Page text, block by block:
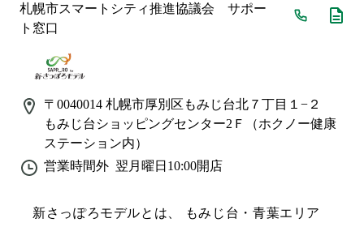
札幌市スマートシティ推進協議会 サポー
ト窓口
〒0040014 札幌市厚別区もみじ台北７丁目１−２
もみじ台ショッピングセンター2Ｆ（ホクノー健康
ステーション内）
営業時間外 翌月曜日10:00開店
新さっぽろモデルとは、 もみじ台・青葉エリア